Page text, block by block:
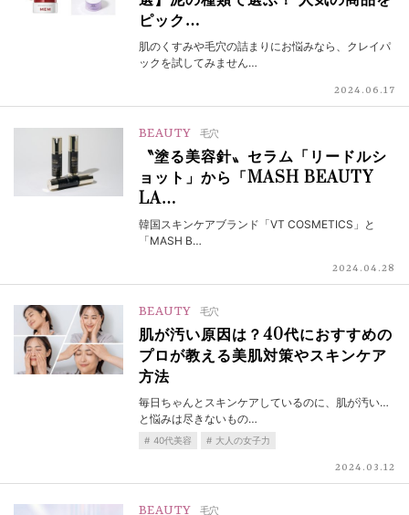
ピック…
肌のくすみや毛穴の詰まりにお悩みなら、クレイパ
ックを試してみません…
2024.06.17
BEAUTY 毛穴
〝塗る美容針〟セラム「リードルシ
ョット」から「MASH BEAUTY
LA…
韓国スキンケアブランド「VT COSMETICS」と
「MASH B…
2024.04.28
BEAUTY 毛穴
肌が汚い原因は？40代におすすめの
プロが教える美肌対策やスキンケア
方法
毎日ちゃんとスキンケアしているのに、肌が汚い…
と悩みは尽きないもの…
40代美容 大人の女子力
2024.03.12
BEAUTY 毛穴